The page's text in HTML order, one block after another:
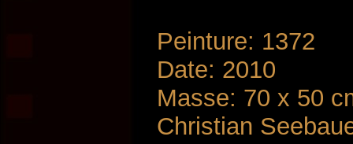
Peinture: 1372
Date: 2010
Masse: 70 x 50
Christian